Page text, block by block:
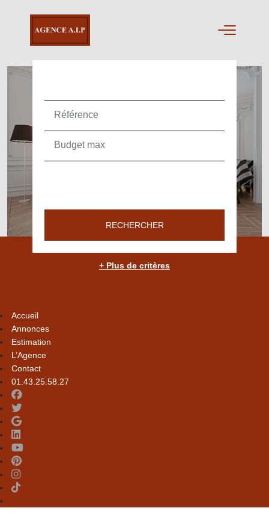
RECHERCHER
+ Plus de critères
Accueil
Annonces
Estimation
L’Agence
Contact
01.43.25.58.27